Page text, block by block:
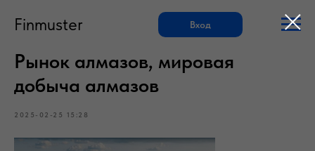
Finmuster Вход
Рынок алмазов, мировая
добыча алмазов
2025-02-25 15:28